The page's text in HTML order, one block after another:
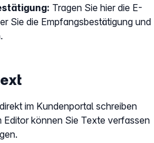
Tragen Sie hier die E-
Sie die Empfangsbestätigung und
im Kundenportal schreiben
Editor können Sie Texte verfassen